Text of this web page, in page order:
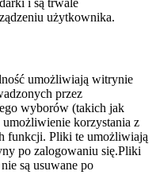
użytkownika.
umożliwiają witrynie
przez
wyborów (takich jak
korzystania z
funkcji. Pliki te umożliwiają
po zalogowaniu się.Pliki
są usuwane po